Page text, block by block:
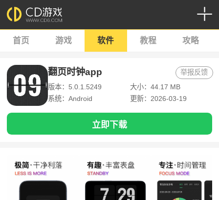
首页 游戏 软件 教程 攻略
翻页时钟app
版本：5.0.1.5249
大小：44.17 MB
系统：Android
更新：2026-03-19
举报反馈
立即下载